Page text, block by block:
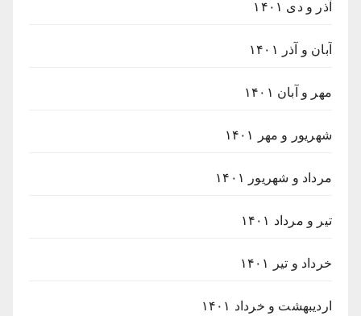
آذر و دی ۱۴۰۱
آبان و آذر ۱۴۰۱
مهر و آبان ۱۴۰۱
شهریور و مهر ۱۴۰۱
مرداد و شهریور ۱۴۰۱
تیر و مرداد ۱۴۰۱
خرداد و تیر ۱۴۰۱
اردیبهشت و خرداد ۱۴۰۱